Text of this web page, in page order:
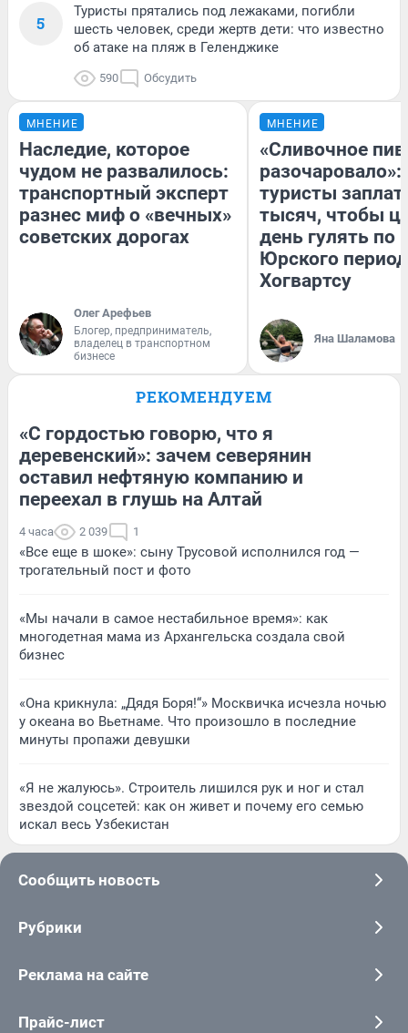
5
Туристы прятались под лежаками, погибли
шесть человек, среди жертв дети: что известно
об атаке на пляж в Геленджике
590 Обсудить
МНЕНИЕ
Наследие, которое
чудом не развалилось:
транспортный эксперт
разнес миф о «вечных»
советских дорогах
Олег Арефьев
Блогер, предприниматель,
владелец в транспортном
бизнесе
МНЕНИЕ
«Сливочное
разочаровало»:
туристы
тысяч, чтобы
день гулять по
Юрского
Хогвартсу
Яна Шаламова
РЕКОМЕНДУЕМ
«С гордостью говорю, что я
деревенский»: зачем северянин
оставил нефтяную компанию и
переехал в глушь на Алтай
4 часа 2 039 1
«Все еще в шоке»: сыну Трусовой исполнился год —
трогательный пост и фото
«Мы начали в самое нестабильное время»: как
многодетная мама из Архангельска создала свой
бизнес
«Она крикнула: „Дядя Боря!“» Москвичка исчезла ночью
у океана во Вьетнаме. Что произошло в последние
минуты пропажи девушки
«Я не жалуюсь». Строитель лишился рук и ног и стал
звездой соцсетей: как он живет и почему его семью
искал весь Узбекистан
Сообщить новость
Рубрики
Реклама на сайте
Прайс-лист